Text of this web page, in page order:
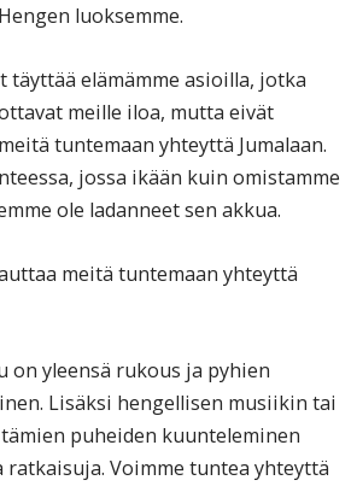
luoksemme.
täyttää elämämme asioilla, jotka
meille iloa, mutta eivät
tuntemaan yhteyttä Jumalaan.
jossa ikään kuin omistamme
ole ladanneet sen akkua.
meitä tuntemaan yhteyttä
on yleensä rukous ja pyhien
Lisäksi hengellisen musiikin tai
puheiden kuunteleminen
Voimme tuntea yhteyttä